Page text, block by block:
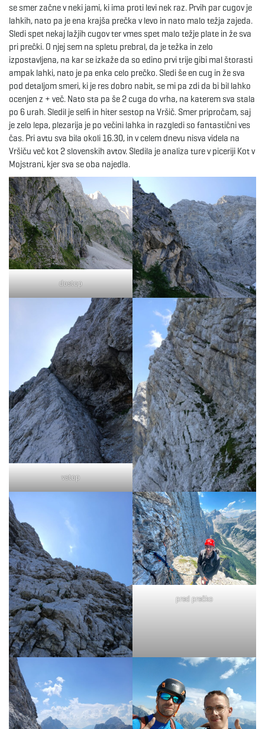
se smer začne v neki jami, ki ima proti levi nek raz. Prvih par cugov je
lahkih, nato pa je ena krajša prečka v levo in nato malo težja zajeda.
Sledi spet nekaj lažjih cugov ter vmes spet malo težje plate in že sva
pri prečki. O njej sem na spletu prebral, da je težka in zelo
izpostavljena, na kar se izkaže da so edino prvi trije gibi mal štorasti
ampak lahki, nato je pa enka celo prečko. Sledi še en cug in že sva
pod detaljom smeri, ki je res dobro nabit, se mi pa zdi da bi bil lahko
ocenjen z + več. Nato sta pa še 2 cuga do vrha, na katerem sva stala
po 6 urah. Sledil je selfi in hiter sestop na Vršič. Smer pripročam, saj
je zelo lepa, plezarija je po večini lahka in razgledi so fantastični ves
čas. Pri avtu sva bila okoli 16.30, in v celem dnevu nisva videla na
Vršiču več kot 2 slovenskih avtov. Sledila je analiza ture v piceriji Kot v
Mojstrani, kjer sva se oba najedla.
dostop
vstop
pred prečko